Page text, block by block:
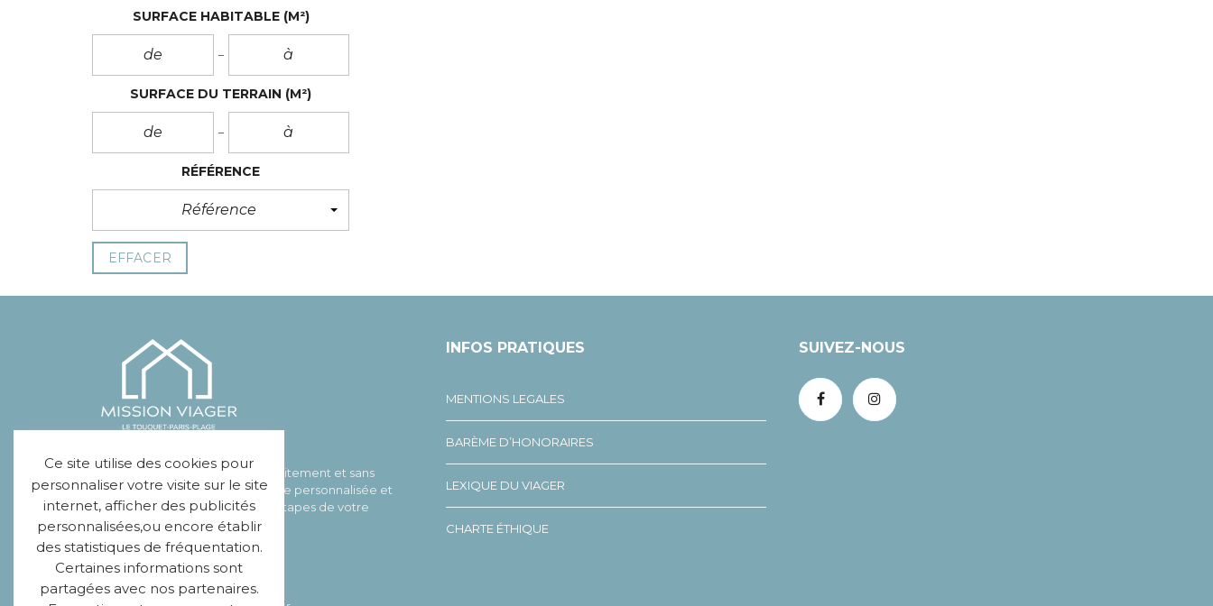
SURFACE HABITABLE (M²)
SURFACE DU TERRAIN (M²)
RÉFÉRENCE
Référence
EFFACER
MISSION VIAGER vous offre gratuitement et sans
engagement votre étude viagère personnalisée et
vous accompagne à toutes les étapes de votre
contrat.
+33 7 83 36 79 16
INFOS PRATIQUES
MENTIONS LEGALES
BARÈME D’HONORAIRES
LEXIQUE DU VIAGER
CHARTE ÉTHIQUE
SUIVEZ-NOUS
Ce site utilise des cookies pour
personnaliser votre visite sur le site
internet, afficher des publicités
personnalisées,ou encore établir
des statistiques de fréquentation.
Certaines informations sont
partagées avec nos partenaires.